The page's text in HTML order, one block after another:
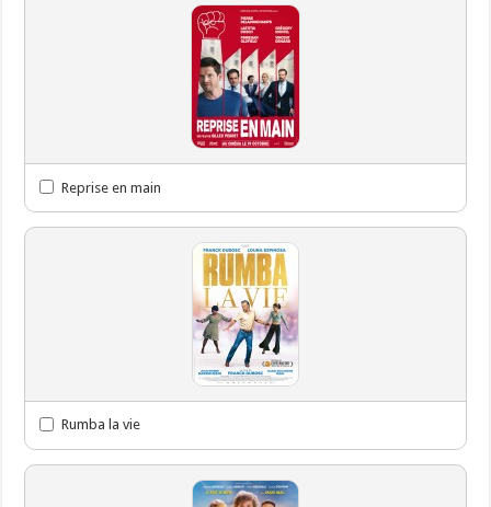
Reprise en main
Rumba la vie